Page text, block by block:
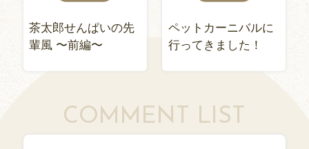
茶太郎せんぱいの先
輩風 〜前編〜
ペットカーニバルに
行ってきました！
COMMENT LIST